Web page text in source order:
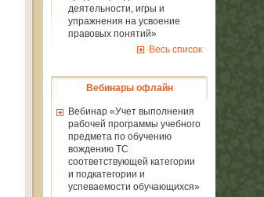
деятельности, игры и
упражнения на усвоение
правовых понятий»
Весь список
Вебинары офлайн
Вебинар «Учет выполнения
рабочей программы учебного
предмета по обучению
вождению ТС
соответствующей категории
и подкатегории и
успеваемости обучающихся»